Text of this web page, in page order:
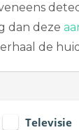
dan deze
de
Televisie